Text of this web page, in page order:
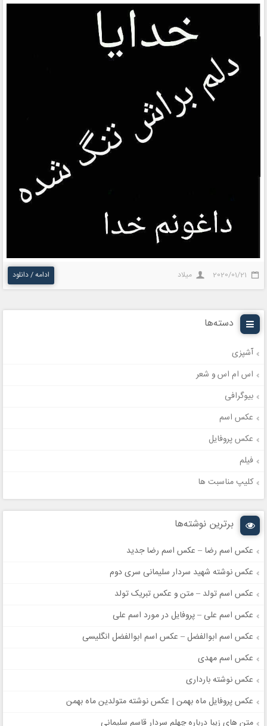
2020/01/21 میلاد ادامه / دانلود
دسته‌ها
آشپزی
اس ام اس و شعر
بیوگرافی
عکس اسم
عکس پروفایل
فیلم
کلیپ مناسبت ها
برترین نوشته‌ها
عکس اسم رضا – عکس اسم رضا جدید
عکس نوشته شهید سردار سلیمانی سری دوم
عکس اسم تولد – متن و عکس تبریک تولد
عکس اسم علی – پروفایل در مورد اسم علی
عکس اسم ابوالفضل – عکس اسم ابوالفضل انگلیسی
عکس اسم مهدی
عکس نوشته بارداری
عکس پروفایل ماه بهمن | عکس نوشته متولدین ماه بهمن
متن های زیبا درباره چهلم سردار قاسم سلیمانی